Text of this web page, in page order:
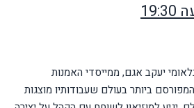
יעקב אגם, ממייסדי האמנות
ביותר בעולם שעבודותיו מוצגות